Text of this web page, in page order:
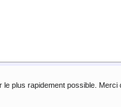
plus rapidement possible. Merci